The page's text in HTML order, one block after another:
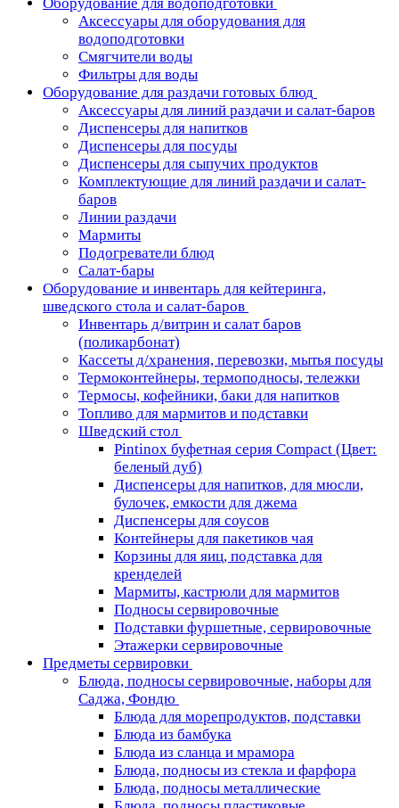
Аксессуары для оборудования для
водоподготовки
Смягчители воды
Фильтры для воды
Оборудование для раздачи готовых блюд
Аксессуары для линий раздачи и салат-баров
Диспенсеры для напитков
Диспенсеры для посуды
Диспенсеры для сыпучих продуктов
Комплектующие для линий раздачи и салат-
баров
Линии раздачи
Мармиты
Подогреватели блюд
Салат-бары
Оборудование и инвентарь для кейтеринга,
шведского стола и салат-баров
Инвентарь д/витрин и салат баров
(поликарбонат)
Кассеты д/хранения, перевозки, мытья посуды
Термоконтейнеры, термоподносы, тележки
Термосы, кофейники, баки для напитков
Топливо для мармитов и подставки
Шведский стол
Pintinox буфетная серия Compact (Цвет:
беленый дуб)
Диспенсеры для напитков, для мюсли,
булочек, емкости для джема
Диспенсеры для соусов
Контейнеры для пакетиков чая
Корзины для яиц, подставка для
кренделей
Мармиты, кастрюли для мармитов
Подносы сервировочные
Подставки фуршетные, сервировочные
Этажерки сервировочные
Предметы сервировки
Блюда, подносы сервировочные, наборы для
Саджа, Фондю
Блюда для морепродуктов, подставки
Блюда из бамбука
Блюда из сланца и мрамора
Блюда, подносы из стекла и фарфора
Блюда, подносы металлические